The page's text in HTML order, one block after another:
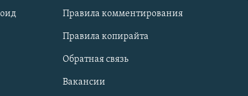
Правила комментирования
Правила копирайта
Обратная связь
Вакансии